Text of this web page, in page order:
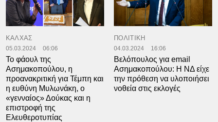
ΚΑΛΧΑΣ
05.03.2024 06:06
Το φάουλ της
Ασημακοπούλου, η
προανακριτική για Τέμπη και
η ευθύνη Μυλωνάκη, ο
«γενναίος» Δούκας και η
επιστροφή της
Ελευθεροτυπίας
ΠΟΛΙΤΙΚΗ
04.03.2024 16:06
Βελόπουλος για email
Ασημακοπούλου: Η ΝΔ είχε
την πρόθεση να υλοποιήσει
νοθεία στις εκλογές